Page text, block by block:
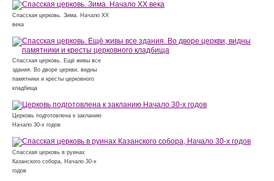
Спасская церковь. Зима. Начало ХХ
века
Спасская церковь. Ещё живы все
здания. Во дворе церкви, видны
памятники и кресты церковного
кладбища
Церковь подготовлена к закланию
Начало 30-х годов
Спасская церковь в руинах
Казанского собора, Начало 30-х
годов